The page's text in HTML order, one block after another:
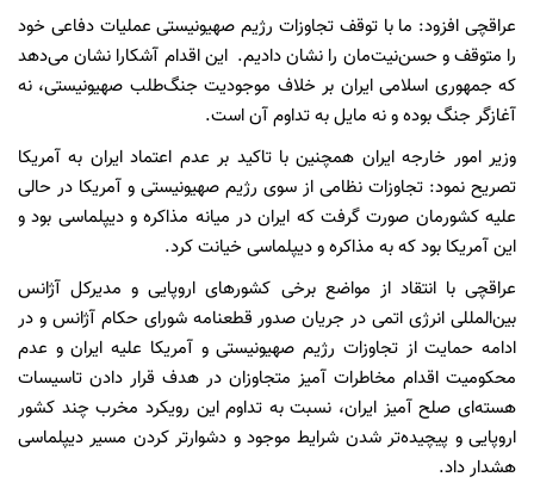
عراقچی افزود: ما با توقف تجاوزات رژیم صهیونیستی عملیات دفاعی خود
را متوقف و حسن‌نیت‌مان را نشان دادیم. این اقدام آشکارا نشان می‌دهد
که جمهوری اسلامی ایران بر خلاف موجودیت جنگ‌طلب صهیونیستی، نه
آغازگر جنگ بوده و نه مایل به تداوم آن است.
وزیر امور خارجه ایران همچنین با تاکید بر عدم اعتماد ایران به آمریکا
تصریح نمود: تجاوزات نظامی از سوی رژیم صهیونیستی و آمریکا در حالی
علیه کشورمان صورت گرفت که ایران در میانه مذاکره و دیپلماسی بود و
این آمریکا بود که به مذاکره و دیپلماسی خیانت کرد.
عراقچی با انتقاد از مواضع برخی کشورهای اروپایی و مدیرکل آژانس
بین‌المللی انرژی اتمی در جریان صدور قطعنامه شورای حکام آژانس و در
ادامه حمایت از تجاوزات رژیم صهیونیستی و آمریکا علیه ایران و عدم
محکومیت اقدام مخاطرات آمیز متجاوزان در هدف قرار دادن تاسیسات
هسته‌ای صلح آمیز ایران، نسبت به تداوم این رویکرد مخرب چند کشور
اروپایی و پیچیده‌تر شدن شرایط موجود و دشوارتر کردن مسیر دیپلماسی
هشدار داد.